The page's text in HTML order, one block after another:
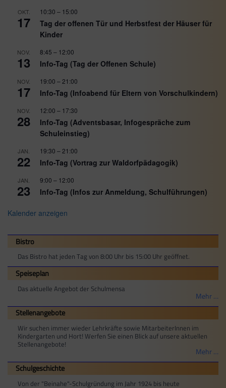
OKT.
17
10:30 – 15:00
Tag der offenen Tür und Herbstfest der Häuser für
Kinder
NOV.
13
8:45 – 12:00
Info-Tag (Tag der Offenen Schule)
NOV.
17
19:00 – 21:00
Info-Tag (Infoabend für Eltern von Vorschulkindern)
NOV.
28
12:00 – 17:30
Info-Tag (Adventsbasar, Infogespräche zum
Schuleinstieg)
JAN.
22
19:30 – 21:00
Info-Tag (Vortrag zur Waldorfpädagogik)
JAN.
23
9:00 – 12:00
Info-Tag (Infos zur Anmeldung, Schulführungen)
Kalender anzeigen
Bistro
Das Bistro hat jeden Tag von 8:00 Uhr bis 15:00 Uhr geöffnet.
Speiseplan
Das aktuelle Angebot der Schulmensa
Mehr …
Stellenangebote
Wir suchen immer wieder Lehrkräfte sowie MitarbeiterInnen im
Kindergarten und Hort! Werfen Sie einen Blick auf unsere aktuellen
Stellenangebote!
Mehr …
Schulgeschichte
Von der "Beinahe"-Schulgründung im Jahr 1924 bis heute